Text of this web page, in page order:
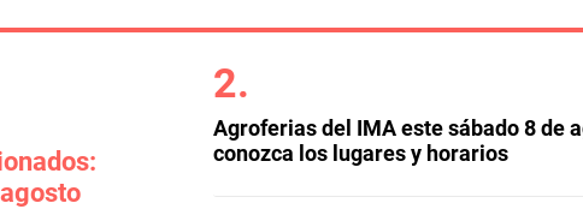
Agroferias del IMA este sábado 8 de
conozca los lugares y horarios